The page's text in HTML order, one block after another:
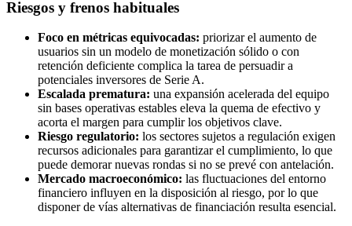
Riesgos y frenos habituales
Foco en métricas equivocadas: priorizar el aumento de
usuarios sin un modelo de monetización sólido o con
retención deficiente complica la tarea de persuadir a
potenciales inversores de Serie A.
Escalada prematura: una expansión acelerada del equipo
sin bases operativas estables eleva la quema de efectivo y
acorta el margen para cumplir los objetivos clave.
Riesgo regulatorio: los sectores sujetos a regulación exigen
recursos adicionales para garantizar el cumplimiento, lo que
puede demorar nuevas rondas si no se prevé con antelación.
Mercado macroeconómico: las fluctuaciones del entorno
financiero influyen en la disposición al riesgo, por lo que
disponer de vías alternativas de financiación resulta esencial.